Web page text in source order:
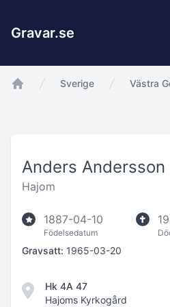
Gravar.se
Sverige Västra
Anders Andersson
Hajom
1887-04-10
Födelsedatum
Gravsatt: 1965-03-20
Hk 4A 47
Hajoms Kyrkogård